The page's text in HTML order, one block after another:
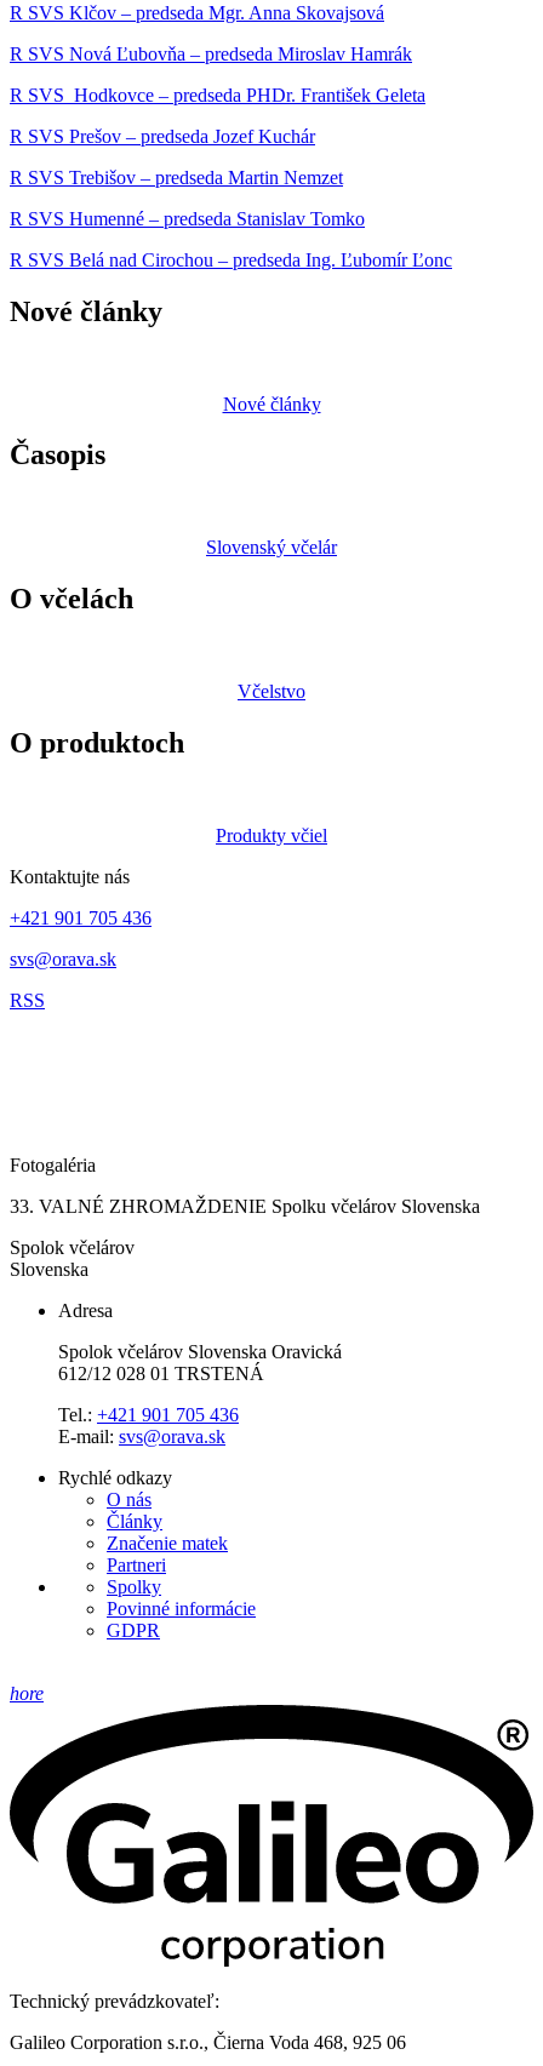
R SVS Klčov – predseda Mgr. Anna Skovajsová
R SVS Nová Ľubovňa – predseda Miroslav Hamrák
R SVS Hodkovce – predseda PHDr. František Geleta
R SVS Prešov – predseda Jozef Kuchár
R SVS Trebišov – predseda Martin Nemzet
R SVS Humenné – predseda Stanislav Tomko
R SVS Belá nad Cirochou – predseda Ing. Ľubomír Ľonc
Nové články
Nové články
Časopis
Slovenský včelár
O včelách
Včelstvo
O produktoch
Produkty včiel
Kontaktujte nás
+421 901 705 436
svs@orava.sk
RSS
Fotogaléria
33. VALNÉ ZHROMAŽDENIE Spolku včelárov Slovenska
Spolok včelárov
Slovenska
Adresa
Spolok včelárov Slovenska Oravická
612/12 028 01 TRSTENÁ
Tel.: +421 901 705 436
E-mail: svs@orava.sk
Rychlé odkazy
O nás
Články
Značenie matek
Partneri
Spolky
Povinné informácie
GDPR
hore
Technický prevádzkovateľ:
Galileo Corporation s.r.o., Čierna Voda 468, 925 06